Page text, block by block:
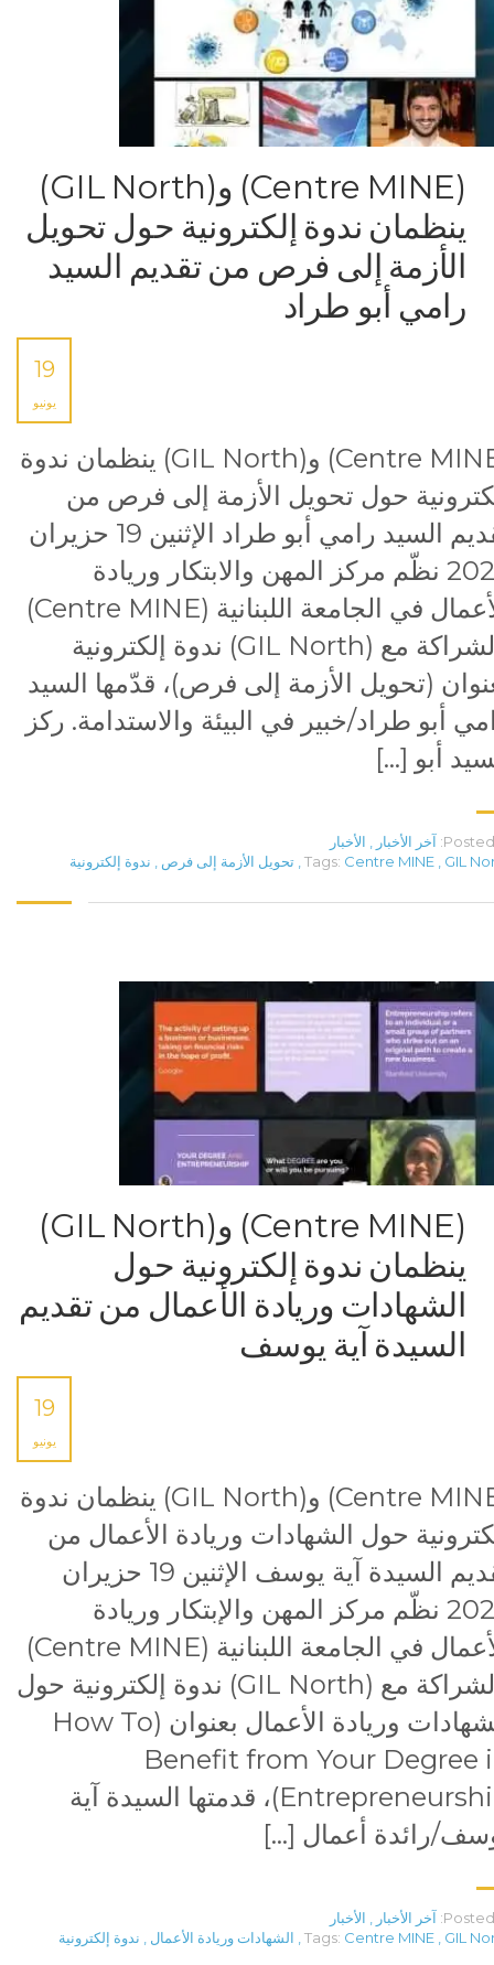
(Centre MINE) و(GIL North)
ينظمان ندوة إلكترونية حول تحويل
الأزمة إلى فرص من تقديم السيد
رامي أبو طراد
19
يونيو
(Centre MINE) و(GIL North) ينظمان ندوة
حول تحويل الأزمة إلى فرص من
تقديم السيد رامي أبو طراد الإثنين 19 حزيران
2023 نظّم مركز المهن والابتكار وريادة
الأعمال في الجامعة اللبنانية (Centre MINE)
بالشراكة مع (GIL North) ندوة إلكترونية
(تحويل الأزمة إلى فرص)، قدّمها السيد
أبو طراد/خبير في البيئة والاستدامة. ركز
أبو […]
Posted آخر الأخبار
الأخبار
Tags: Centre MINE GIL تحويل الأزمة إلى فرص ندوة إلكترونية
(Centre MINE) و(GIL North)
ينظمان ندوة إلكترونية حول
الشهادات وريادة الأعمال من تقديم
السيدة آية يوسف
19
يونيو
(Centre MINE) و(GIL North) ينظمان ندوة
حول الشهادات وريادة الأعمال من
تقديم السيدة آية يوسف الإثنين 19 حزيران
2023 نظّم مركز المهن والإبتكار وريادة
الأعمال في الجامعة اللبنانية (Centre MINE)
بالشراكة مع (GIL North) ندوة إلكترونية حول
الشهادات وريادة الأعمال بعنوان (How To
Benefit from Your Degree
Entrepreneurship)، قدمتها السيدة آية
رائدة أعمال […]
Posted آخر الأخبار , الأخبار
Tags: Centre MINE , GIL
, الشهادات وريادة الأعمال , ندوة إلكترونية